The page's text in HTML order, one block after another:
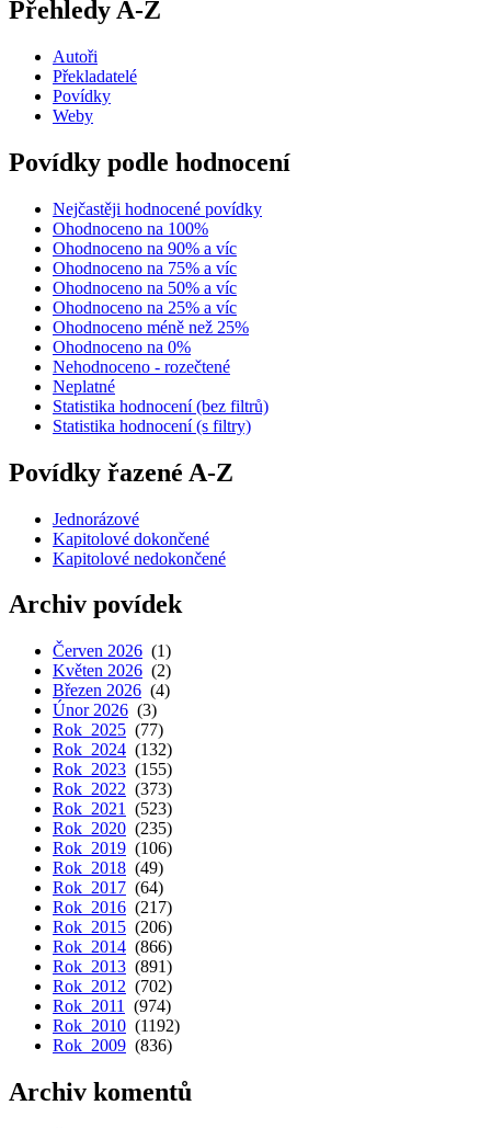
Přehledy A-Z
Autoři
Překladatelé
Povídky
Weby
Povídky podle hodnocení
Nejčastěji hodnocené povídky
Ohodnoceno na 100%
Ohodnoceno na 90% a víc
Ohodnoceno na 75% a víc
Ohodnoceno na 50% a víc
Ohodnoceno na 25% a víc
Ohodnoceno méně než 25%
Ohodnoceno na 0%
Nehodnoceno - rozečtené
Neplatné
Statistika hodnocení (bez filtrů)
Statistika hodnocení (s filtry)
Povídky řazené A-Z
Jednorázové
Kapitolové dokončené
Kapitolové nedokončené
Archiv povídek
Červen 2026 (1)
Květen 2026 (2)
Březen 2026 (4)
Únor 2026 (3)
Rok 2025 (77)
Rok 2024 (132)
Rok 2023 (155)
Rok 2022 (373)
Rok 2021
(523)
Rok 2020 (235)
Rok 2019 (106)
Rok 2018 (49)
Rok 2017 (64)
Rok 2016 (217)
Rok 2015 (206)
Rok 2014 (866)
Rok 2013 (891)
Rok 2012 (702)
Rok 2011
(974)
Rok 2010 (1192)
Rok 2009 (836)
Archiv komentů